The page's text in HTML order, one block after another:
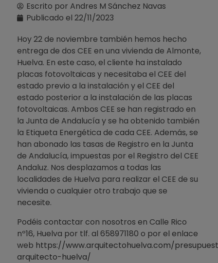
Escrito por Andres M Sánchez Navas
Publicado el 22/11/2023
Hoy 22 de noviembre también hemos hecho
entrega de dos CEE en una vivienda de Almonte,
Huelva. En este caso, el cliente ha instalado
placas fotovoltaicas y necesitaba el CEE del
estado previo a la instalación y el CEE del
estado posterior a la instalación de las placas
fotovoltaicas. Ambos CEE se han registrado en
la Junta de Andalucía y se ha obtenido también
la Etiqueta Energética de cada CEE. Además, se
han abonado las tasas de Registro en la Junta
de Andalucía, impuestas por el Registro del CEE
Andaluz. Nos desplazamos a todas las
localidades de Huelva para realizar el CEE de su
vivienda o cualquier otro trabajo que se
necesite.
Podéis contactar con nosotros en Calle Rico
nº16, Huelva por tlf. al 658971180 o por el enlace
web https://www.arquitectohuelva.com/
arquitecto-huelva/